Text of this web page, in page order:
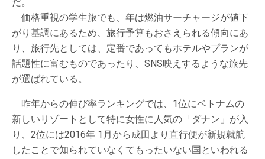
価格重視の学生旅でも、年は燃油サーチャージが値下
がり基調にあるため、旅行予算もおさえられる傾向にあ
り、旅行先としては、定番であってもホテルやプランが
話題性に富むものであったり、SNS映えするような旅先
が選ばれている。
昨年からの伸び率ランキングでは、1位にベトナムの
新しいリゾートとして特に女性に人気の「ダナン」が入
り、2位には2016年 1月から成田より直行便が新規就航
したことで知られていなくてもったいない国といわれる